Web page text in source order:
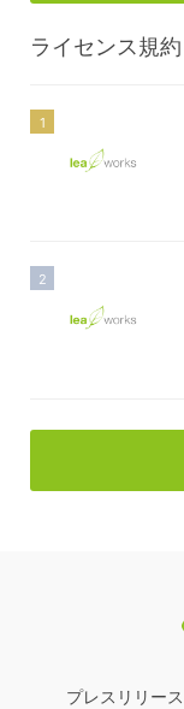
ライセンス規約
プレスリリース